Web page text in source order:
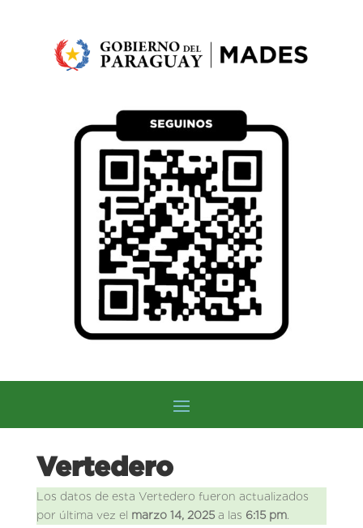
Vertedero
Los datos de esta Vertedero fueron actualizados
por última vez el marzo 14, 2025a las 6:15 pm.